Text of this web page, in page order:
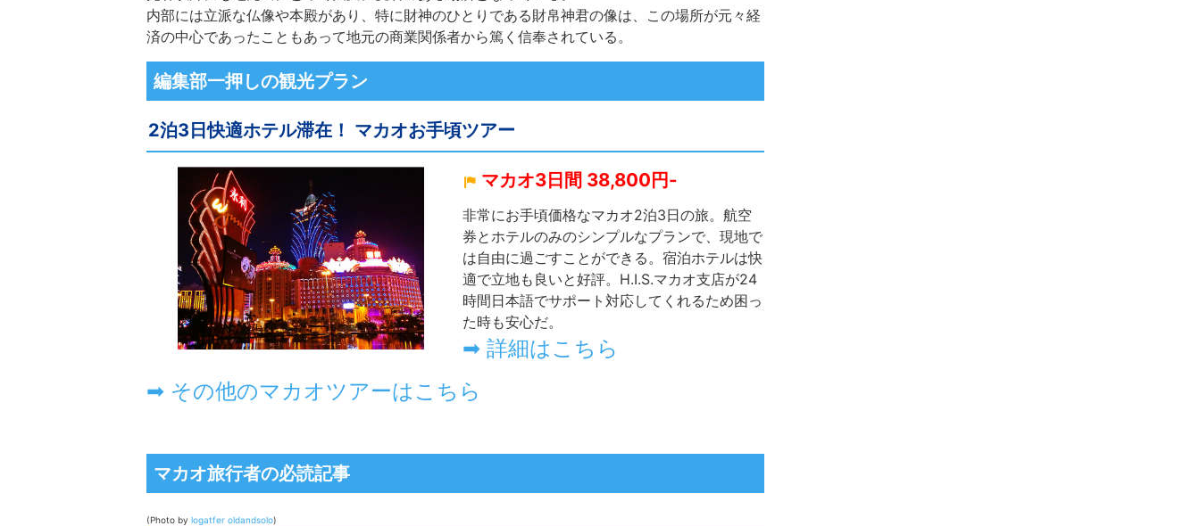
内部には立派な仏像や本殿があり、特に財神のひとりである財帛神君の像は、この場所が元々経
済の中心であったこともあって地元の商業関係者から篤く信奉されている。
編集部一押しの観光プラン
2泊3日快適ホテル滞在！ マカオお手頃ツアー
マカオ旅行者の必読記事
(Photo by logatfer oldandsolo)